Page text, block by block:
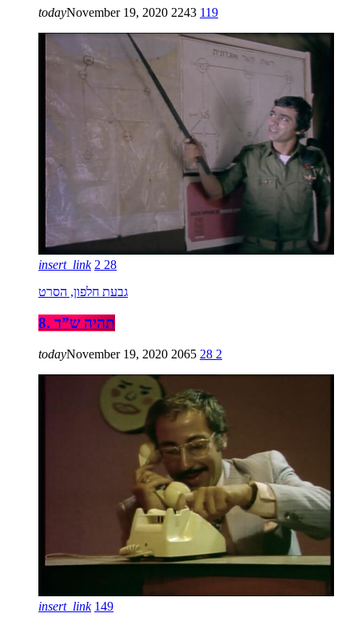
todayNovember 19, 2020 2243 119
insert_link 2 28
גבעת חלפון, הסרט
8. תהיה ש”ד
todayNovember 19, 2020 2065 28 2
insert_link 149